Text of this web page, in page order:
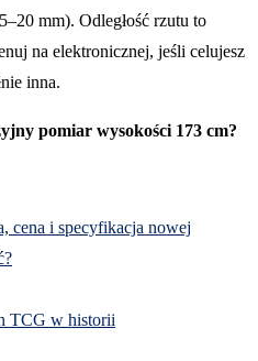
mm). Odległość rzutu to
na elektronicznej, jeśli celujesz
inna.
pomiar wysokości 173 cm?
cena i specyfikacja nowej
TCG w historii